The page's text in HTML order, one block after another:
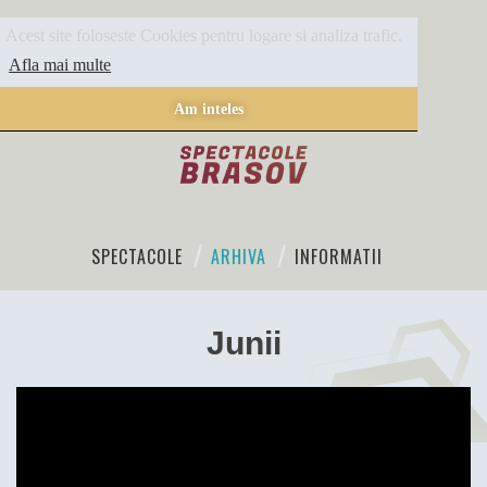
Acest site foloseste Cookies pentru logare si analiza trafic.
Afla mai multe
Am inteles
SPECTACOLE ARHIVA INFORMATII
Junii